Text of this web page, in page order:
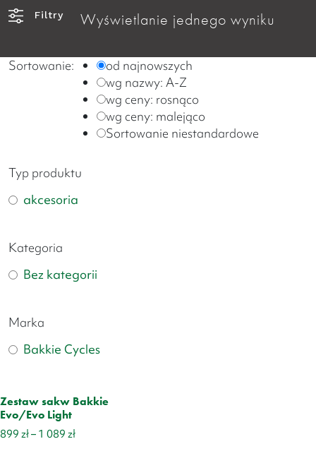
Filtry Wyświetlanie jednego wyniku
Sortowanie:
od najnowszych
wg nazwy: A-Z
wg ceny: rosnąco
wg ceny: malejąco
Sortowanie niestandardowe
Typ produktu
akcesoria
Kategoria
Bez kategorii
Marka
Bakkie Cycles
Zestaw sakw Bakkie
Evo/Evo Light
899 zł– 1 089 złZakres